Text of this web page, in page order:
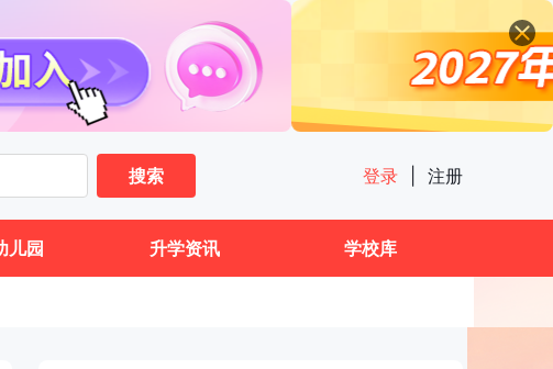
搜索
登录 注册
儿园 升学资讯 学校库